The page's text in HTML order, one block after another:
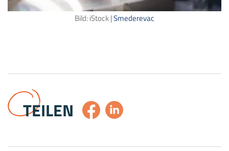
Bild: iStock |Smederevac
TEILEN